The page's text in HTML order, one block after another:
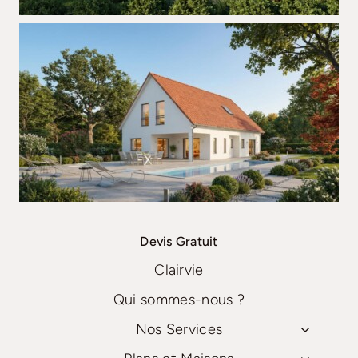
Devis Gratuit
Clairvie
Qui sommes-nous ?
Nos Services